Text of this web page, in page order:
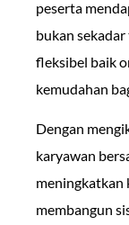
peserta
bukan
fleksibel baik
kemudahan
Dengan
karyawan
meningkatkan
membangun